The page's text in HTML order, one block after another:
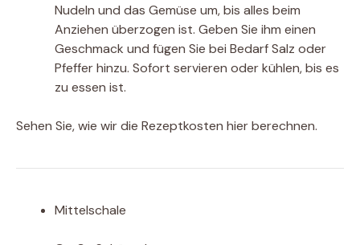
Nudeln und das Gemüse um, bis alles beim
Anziehen überzogen ist. Geben Sie ihm einen
Geschmack und fügen Sie bei Bedarf Salz oder
Pfeffer hinzu. Sofort servieren oder kühlen, bis es
zu essen ist.
Sehen Sie, wie wir die Rezeptkosten hier berechnen.
Mittelschale